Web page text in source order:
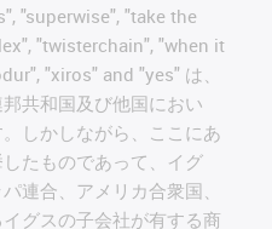
"superwise", "take the
"twisterchain", "when it
"xiros" and "yes" は、
共和国及び他国におい
しかしながら、ここにあ
たものであって、イグ
連合、アメリカ合衆国、
グスの子会社が有する商